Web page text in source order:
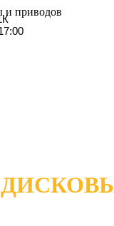
и приводов